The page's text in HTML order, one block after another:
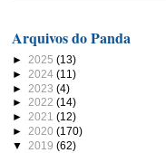
Arquivos do Panda
► 2025 (13)
► 2024 (11)
► 2023 (4)
► 2022 (14)
► 2021 (12)
► 2020 (170)
▼ 2019 (62)